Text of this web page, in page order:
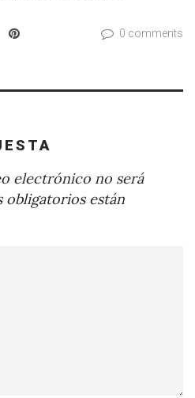
Pinterest 0 comments
electrónico no será
obligatorios están